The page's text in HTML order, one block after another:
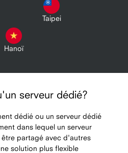
Taipei
Hanoï
serveur dédié?
dédié ou un serveur dédié
dans lequel un serveur
partagé avec d'autres
solution plus flexible